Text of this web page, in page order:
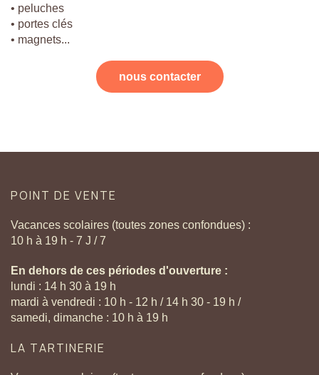
• peluches
• portes clés
• magnets...
nous contacter
POINT DE VENTE
Vacances scolaires (toutes zones confondues) :
10 h à 19 h - 7 J / 7
En dehors de ces périodes d'ouverture :
lundi : 14 h 30 à 19 h
mardi à vendredi : 10 h - 12 h / 14 h 30 - 19 h /
samedi, dimanche : 10 h à 19 h
LA TARTINERIE